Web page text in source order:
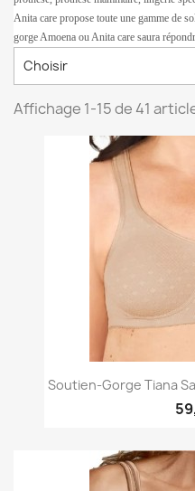
Anita care propose toute une gamme de
gorge Amoena ou Anita care saura
Choisir
Affichage 1-15 de 41
Soutien-Gorge Tiana